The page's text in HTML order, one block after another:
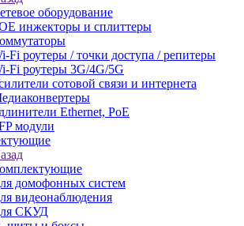
оборудование
инжекторы и сплиттеры
Fi роутеры / точки доступа / репитеры
Fi роутеры 3G/4G/5G
сотовой связи и интернета
Ethernet, PoE
модули
домофонных систем
видеонаблюдения
СКУД